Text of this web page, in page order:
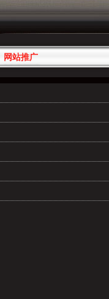
网站推广